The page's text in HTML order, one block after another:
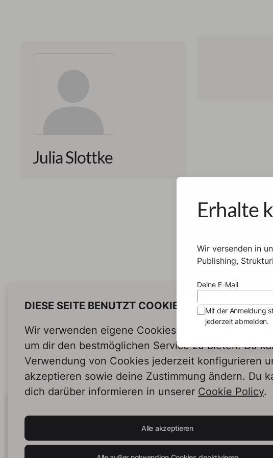
Julia Slottke
DIESE SEITE BENUTZT COOKIES
Wir verwenden eigene Cookies und Cookies von
um dir den bestmöglichen Service zu bieten. Du
Verwendung von Cookies jederzeit konfigurieren
akzeptieren sowie deine Zustimmung ändern. Du
dich darüber informieren in unserer Cookie Policy.
Alle akzeptieren
Human Intelligence.
In Print.
Erhalte
Wir versenden in
Publishing,
Deine E-Mail
Mit der Anmeldung
jederzeit abmelden.